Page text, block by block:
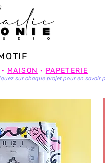
· MAISON · PAPETERIE
sur chaque projet pour en savoir